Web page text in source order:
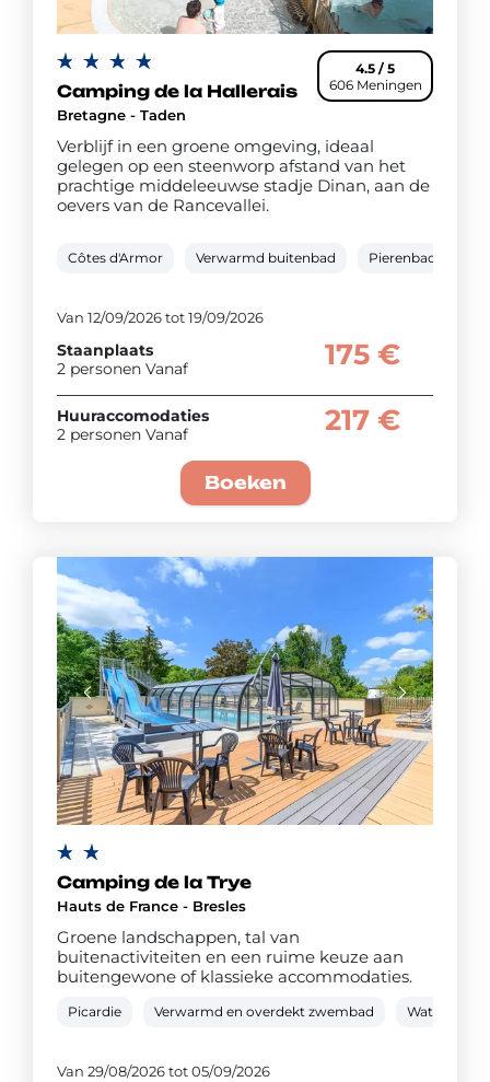
4.5 / 5
606 Meningen
Camping de la Hallerais
Bretagne - Taden
Verblijf in een groene omgeving, ideaal
gelegen op een steenworp afstand van het
prachtige middeleeuwse stadje Dinan, aan de
oevers van de Rancevallei.
Côtes d'Armor Verwarmd buitenbad Pierenbad
Van 12/09/2026 tot 19/09/2026
Staanplaats
2 personen Vanaf
175 €
Huuraccomodaties
2 personen Vanaf
217 €
Boeken
Camping de la Trye
Hauts de France - Bresles
Groene landschappen, tal van
buitenactiviteiten en een ruime keuze aan
buitengewone of klassieke accommodaties.
Picardie Verwarmd en overdekt zwembad
Van 29/08/2026 tot 05/09/2026